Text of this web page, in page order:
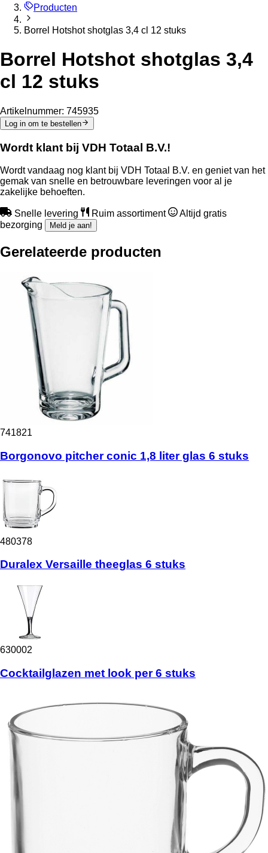
Producten
Borrel Hotshot shotglas 3,4 cl 12 stuks
Borrel Hotshot shotglas 3,4
cl 12 stuks
Artikelnummer: 745935
Log in om te bestellen
Wordt klant bij VDH Totaal B.V.!
Wordt vandaag nog klant bij VDH Totaal B.V. en geniet van het
gemak van snelle en betrouwbare leveringen voor al je
zakelijke behoeften.
Snelle levering Ruim assortiment
Altijd gratis
bezorging
Meld je aan!
Gerelateerde producten
741821
Borgonovo pitcher conic 1,8 liter glas 6 stuks
480378
Duralex Versaille theeglas 6 stuks
630002
Cocktailglazen met look per 6 stuks